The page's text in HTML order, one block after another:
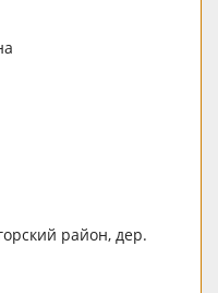
район, дер.